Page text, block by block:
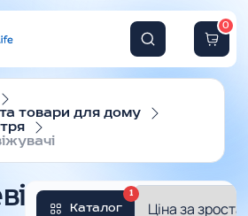
0
та товари для дому
Каталог
1